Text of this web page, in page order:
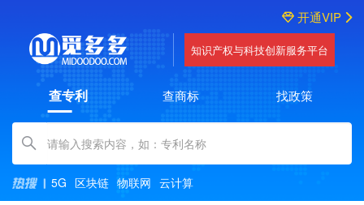
开通VIP
知识产权与科技创新服务平台
查专利 查商标 找政策
Amount (in dollars)
5G 区块链 物联网 云计算